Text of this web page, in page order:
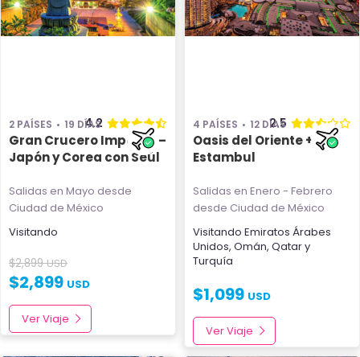
2 PAÍSES 19 DÍAS
4.2
Gran Crucero Imperial –
Japón y Corea con Seúl
Salidas en Mayo desde
Ciudad de México
Visitando
$2,899USD
$2,899 USD
Ver Viaje
4 PAÍSES 12 DÍAS
2.5
Oasis del Oriente +
Estambul
Salidas en Enero - Febrero
desde Ciudad de México
Visitando Emiratos Árabes
Unidos, Omán, Qatary
Turquía
$1,099 USD
Ver Viaje